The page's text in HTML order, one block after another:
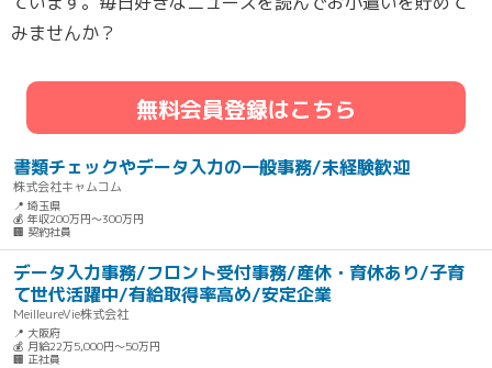
みませんか？
無料会員登録はこちら
書類チェックやデータ入力の一般事務/未経験歓迎
株式会社キャムコム
📍 埼玉県
💰 年収200万円～300万円
🏢 契約社員
データ入力事務/フロント受付事務/産休・育休あり/子育
て世代活躍中/有給取得率高め/安定企業
MeilleureVie株式会社
📍 大阪府
💰 月給22万5,000円～50万円
🏢 正社員